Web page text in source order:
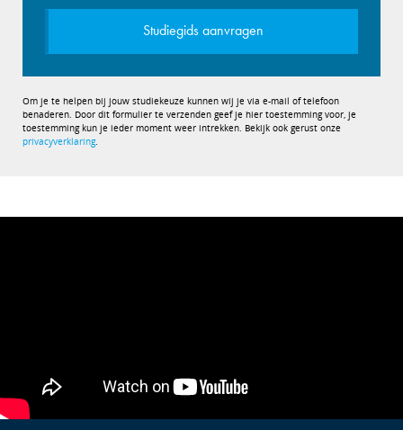
Studiegids aanvragen
Om je te helpen bij jouw studiekeuze kunnen wij je via e-mail of telefoon
benaderen. Door dit formulier te verzenden geef je hier toestemming voor, je
toestemming kun je ieder moment weer intrekken. Bekijk ook gerust onze
privacyverklaring.